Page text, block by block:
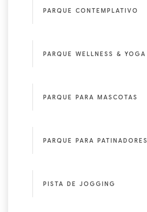
PARQUE CONTEMPLATIVO
PARQUE WELLNESS & YOGA
PARQUE PARA MASCOTAS
PARQUE PARA PATINADORES
PISTA DE JOGGING